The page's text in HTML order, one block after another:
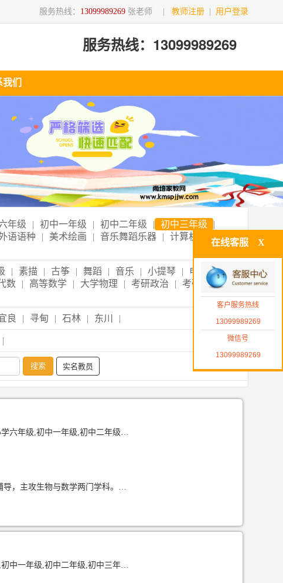
服务热线： 13099989269 张老师 教师注册 用户登录
服务热线：13099989269
们
年级 | 初中一年级 | 初中二年级 | 初中三年级
|
语语种 | 美术绘画 | 音乐舞蹈乐器 | 计算机技术 |
| 素描 | 古筝 | 舞蹈 | 音乐 | 小提琴 | 电子琴 |
数 | 高等数学 | 大学物理 | 考研政治 | 考研英语 |
良 | 寻甸 | 石林 | 东川 |
|
实名教员
初中一年级,初中二年级,初中三年级
我是昆明在校大学生，课余时间充裕，时间安排灵活稳定，可长期承接小学、初中辅导，主攻生物与数学两门学科。保留初高中笔记，完整思维导图 学科基础扎实，高中时期生物单科取得全校第一名，熟练掌握初高中生物全部知识点、高频考点、
三年级,高中一年级,高中二年级,高中三年级
在线客服 X
客户服务热线
13099989269
微信号
13099989269